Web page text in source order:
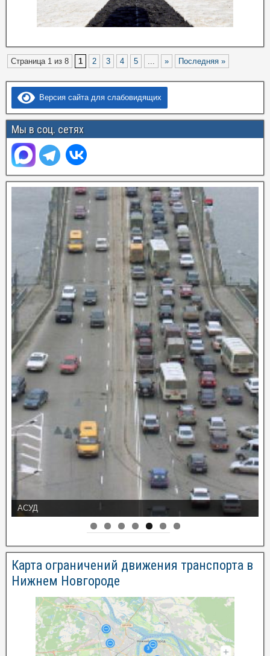
Страница 1 из 8 1 2 3 4 5 ... » Последняя »
Версия сайта для слабовидящих
Мы в соц. сетях
АСУД
Карта ограничений движения транспорта в
Нижнем Новгороде